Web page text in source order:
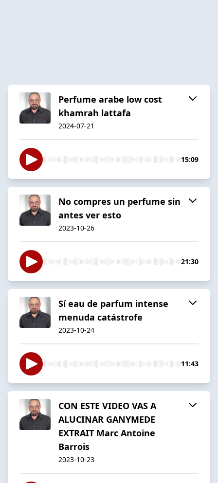
Perfume arabe low cost
khamrah lattafa
2024-07-21
15:09
No compres un perfume sin
antes ver esto
2023-10-26
21:30
Sí eau de parfum intense
menuda catástrofe
2023-10-24
11:43
CON ESTE VIDEO VAS A
ALUCINAR GANYMEDE
EXTRAIT Marc Antoine
Barrois
2023-10-23